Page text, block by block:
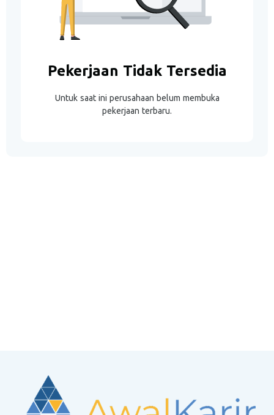
Pekerjaan Tidak Tersedia
Untuk saat ini perusahaan belum membuka
pekerjaan terbaru.